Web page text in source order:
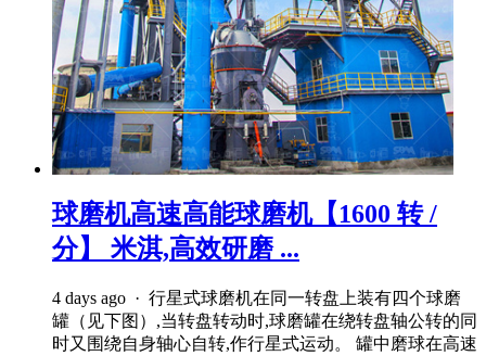
球磨机高速高能球磨机【1600 转 /
分】 米淇,高效研磨 ...
4 days ago · 行星式球磨机在同一转盘上装有四个球磨
罐（见下图）,当转盘转动时,球磨罐在绕转盘轴公转的同
时又围绕自身轴心自转,作行星式运动。 罐中磨球在高速